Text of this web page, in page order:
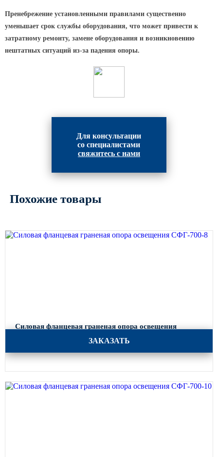
Пренебрежение установленными правилами существенно
уменьшает срок службы оборудования, что может привести к
затратному ремонту, замене оборудования и возникновению
нештатных ситуаций из-за падения опоры.
Для консультации
со специалистами
свяжитесь с нами
Похожие товары
Силовая фланцевая граненая опора освещения
ЗАКАЗАТЬ